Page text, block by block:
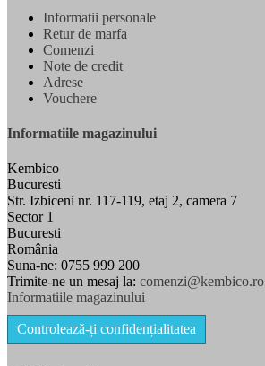
Informatii personale
Retur de marfa
Comenzi
Note de credit
Adrese
Vouchere
Informatiile magazinului
Kembico
Bucuresti
Str. Izbiceni nr. 117-119, etaj 2, camera 7
Sector 1
Bucuresti
România
Suna-ne: 0755 999 200
Trimite-ne un mesaj la: comenzi@kembico.ro
Informatiile magazinului
Controlează-ți confidențialitatea